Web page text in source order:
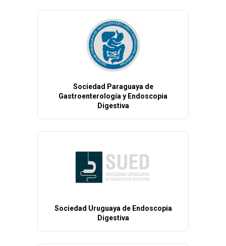
Sociedad Paraguaya de
Gastroenterología y Endoscopia
Digestiva
Sociedad Uruguaya de Endoscopia
Digestiva